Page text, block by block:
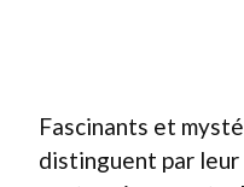
Fascinants et
distinguent par